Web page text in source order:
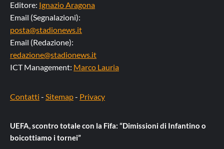
Editore: Ignazio Aragona
Email (Segnalazioni):
posta@stadionews.it
Email (Redazione):
redazione@stadionews.it
ICT Management: Marco Lauria
Contatti - Sitemap- Privacy
UEFA, scontro totale con la Fifa: “Dimissioni di Infantino o
boicottiamo i tornei”